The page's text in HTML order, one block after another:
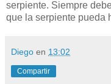
serpiente. Siempre
que la serpiente pueda
Diego en 13:02
Compartir